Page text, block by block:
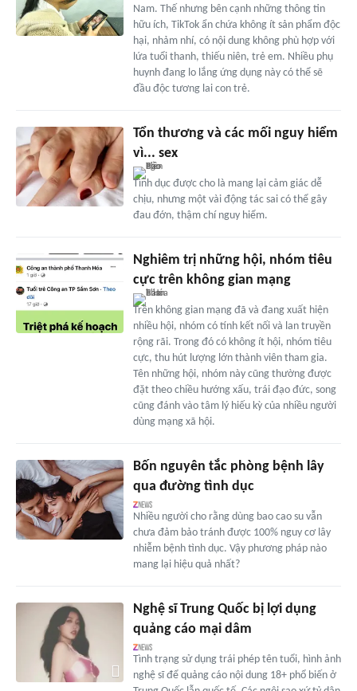
Nam. Thế nhưng bên cạnh những thông tin
hữu ích, TikTok ẩn chứa không ít sản phẩm độc
hại, nhảm nhí, có nội dung không phù hợp với
lứa tuổi thanh, thiếu niên, trẻ em. Nhiều phụ
huynh đang lo lắng ứng dụng này có thể sẽ
đầu độc tương lai con trẻ.
Tổn thương và các mối nguy hiểm
vì... sex
Tình dục được cho là mang lại cảm giác dễ
chịu, nhưng một vài động tác sai có thể gây
đau đớn, thậm chí nguy hiểm.
Nghiêm trị những hội, nhóm tiêu
cực trên không gian mạng
Trên không gian mạng đã và đang xuất hiện
nhiều hội, nhóm có tính kết nối và lan truyền
rộng rãi. Trong đó có không ít hội, nhóm tiêu
cực, thu hút lượng lớn thành viên tham gia.
Tên những hội, nhóm này cũng thường được
đặt theo chiều hướng xấu, trái đạo đức, song
cũng đánh vào tâm lý hiếu kỳ của nhiều người
dùng mạng xã hội.
Bốn nguyên tắc phòng bệnh lây
qua đường tình dục
Nhiều người cho rằng dùng bao cao su vẫn
chưa đảm bảo tránh được 100% nguy cơ lây
nhiễm bệnh tình dục. Vậy phương pháp nào
mang lại hiệu quả nhất?
Nghệ sĩ Trung Quốc bị lợi dụng
quảng cáo mại dâm
Tình trạng sử dụng trái phép tên tuổi, hình ảnh
nghệ sĩ để quảng cáo nội dung 18+ phổ biến ở